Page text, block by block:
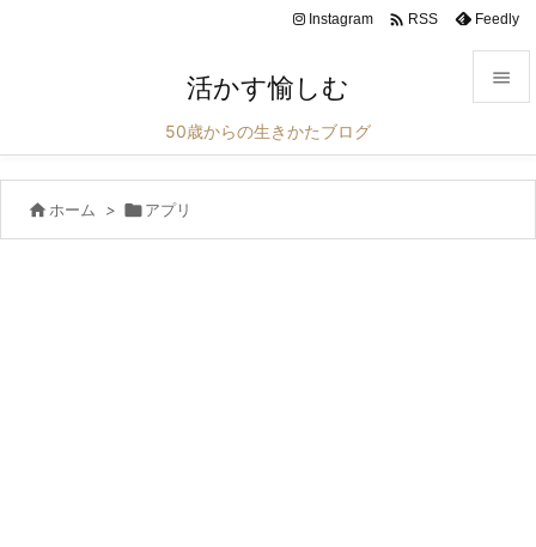
活かす愉しむ
50歳からの生きかたブログ

メニュ

Instagram  RSS Feedly
 ホーム > アプリ